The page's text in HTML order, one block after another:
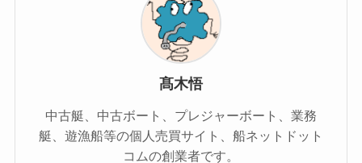
髙木悟
中古艇、中古ボート、プレジャーボート、業務
艇、遊漁船等の個人売買サイト、船ネットドット
コムの創業者です。